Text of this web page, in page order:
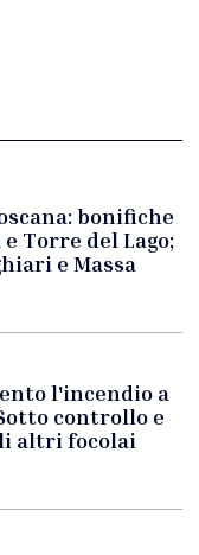
bonifiche
Torre del Lago;
e Massa
l'incendio a
controllo e
altri focolai